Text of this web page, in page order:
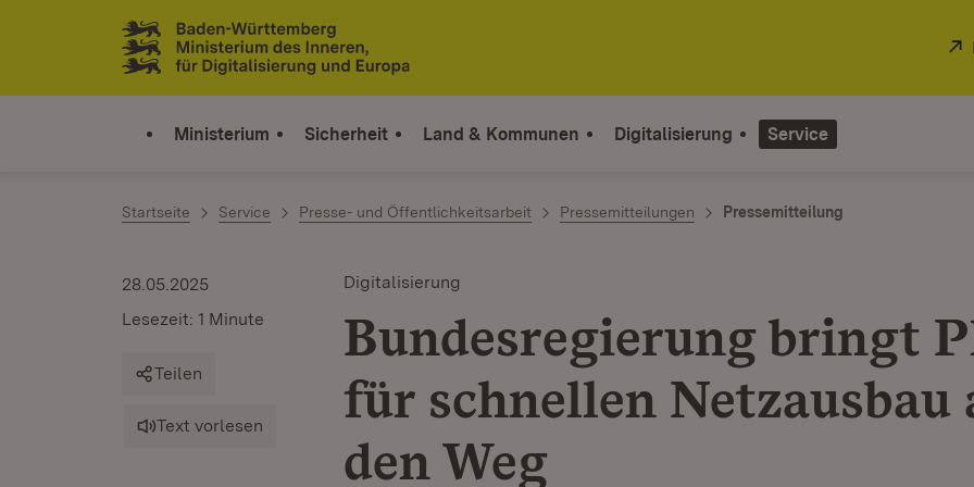
Zum Inhalt springen
Link zur Startseite
Ministerium Sicherheit Land & Kommunen Digitalisierung Service
Startseite Service Presse- und Öffentlichkeitsarbeit Pressemitteilungen Pressemitteilung
Digitalisierung
Bundesregierung bringt
für schnellen Netzausbau
den Weg
28.05.2025
Lesezeit: 1 Minute
Teilen
Text vorlesen